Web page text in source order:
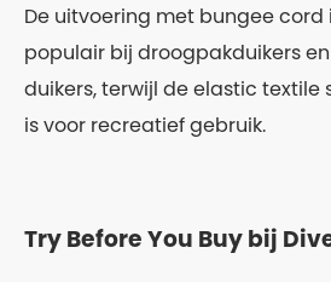
De uitvoering met bungee cord
populair bij droogpakduikers
duikers, terwijl de elastic
is voor recreatief gebruik.
Try Before You Buy bij